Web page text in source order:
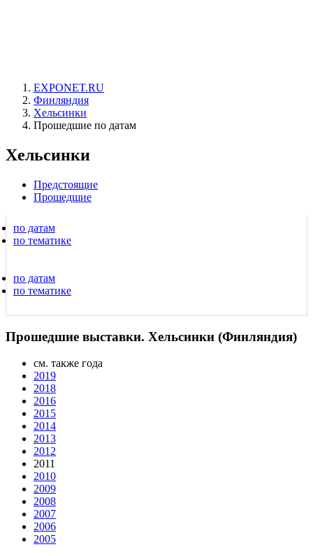
EXPONET.RU
Финляндия
Хельсинки
Прошедшие по датам
Хельсинки
Предстоящие
Прошедшие
по датам
по тематике
по датам
по тематике
Прошедшие выставки. Хельсинки (Финляндия)
см. также года
2019
2018
2016
2015
2014
2013
2012
2011
2010
2009
2008
2007
2006
2005